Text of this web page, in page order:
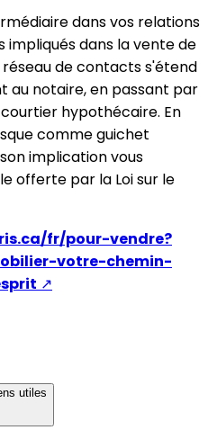
dans vos relations
dans la vente de
de contacts s'étend
au notaire, en passant par
hypothécaire. En
comme guichet
implication vous
offerte par la Loi sur le
fr/pour-vendre?
votre-chemin-
↗
utiles